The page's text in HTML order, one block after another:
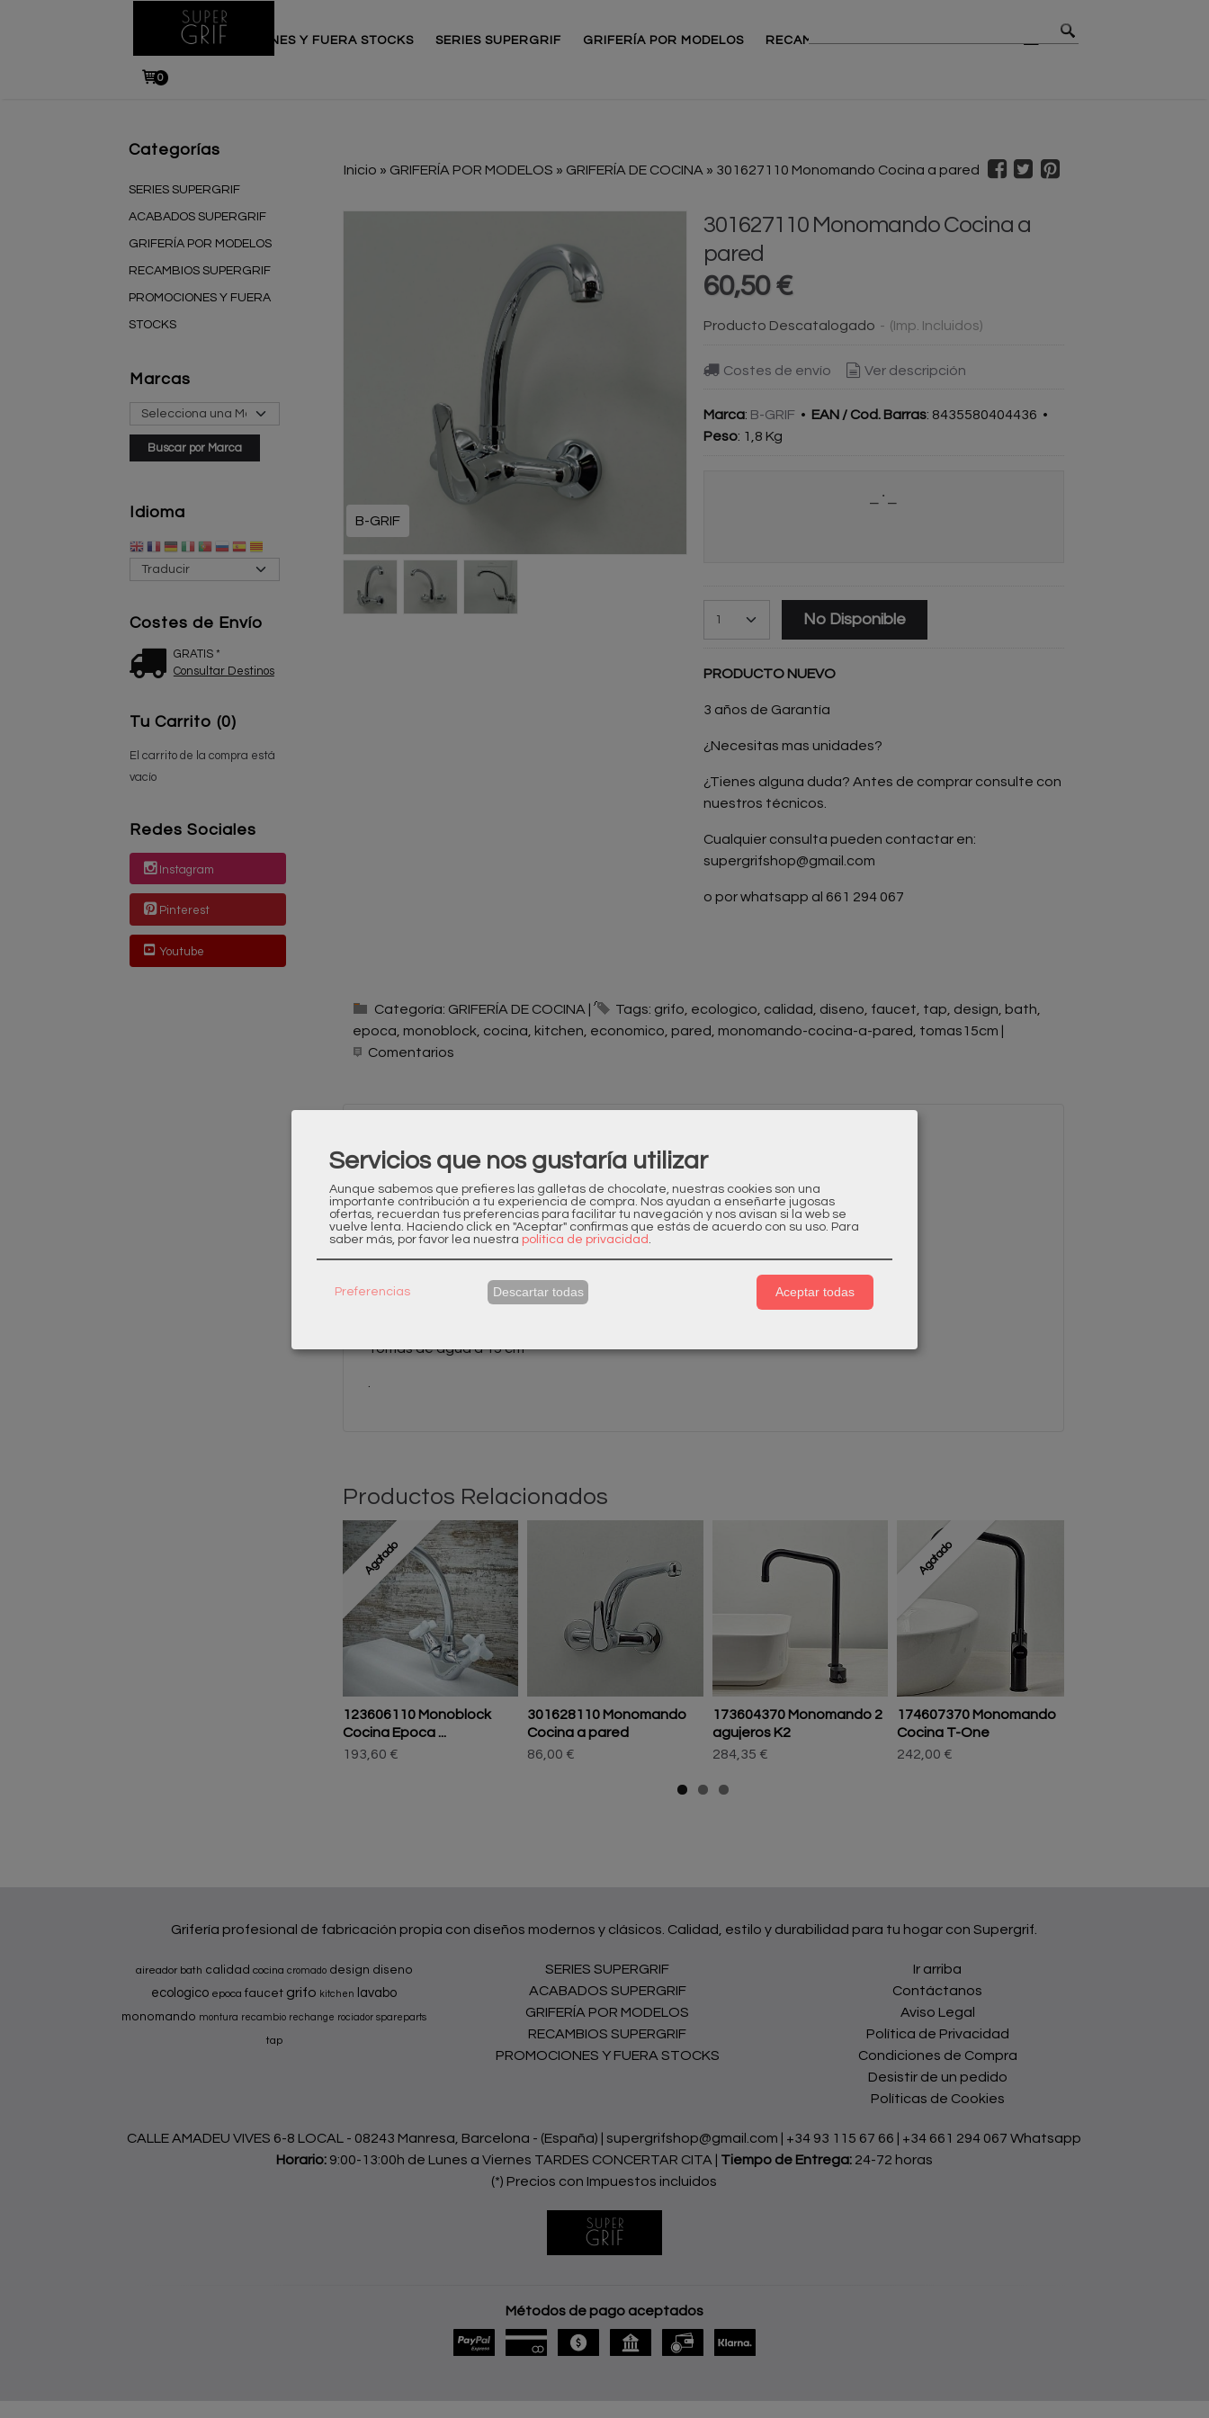
PROMOCIONES Y FUERA STOCKS SERIES SUPERGRIF GRIFERÍA POR MODELOS RECAMBIOS CONTACTO BLOG
0
Categorías
SERIES SUPERGRIF
ACABADOS SUPERGRIF
GRIFERÍA POR MODELOS
RECAMBIOS SUPERGRIF
PROMOCIONES Y FUERA
STOCKS
Marcas
Idioma
Costes de Envío
GRATIS *
Consultar Destinos
Tu Carrito (0)
El carrito de la compra está
vacío
Redes Sociales
Instagram
Pinterest
Youtube
Inicio » GRIFERÍA POR MODELOS » GRIFERÍA DE COCINA » 301627110 Monomando Cocina a pared
B-GRIF
301627110 Monomando Cocina a
pared
60,50 €
Producto Descatalogado - (Imp. Incluidos)
Costes de envío Ver descripción
Marca: B-GRIF• EAN / Cod. Barras: 8435580404436 •
Peso: 1,8 Kg
No Disponible
PRODUCTO NUEVO
3 años de Garantía
¿Necesitas mas unidades?
¿Tienes alguna duda? Antes de comprar consulte con
nuestros técnicos.
Cualquier consulta pueden contactar en:
supergrifshop@gmail.com
o por whatsapp al 661 294 067
Categoría: GRIFERÍA DE COCINA Tags: grifo ecologico calidad diseno faucet tap design
bath
epoca monoblock cocina kitchen economico pared monomando-cocina-a-pared tomas15cm
Comentarios
Serie Basic
Monomando Cocina
Acabado Cromado
Tomas de agua a 15 cm
Productos Relacionados
Agotado
123606110 Monoblock
Cocina Epoca ...
193,60 €
301628110 Monomando
Cocina a pared
86,00 €
173604370 Monomando 2
agujeros K2
284,35 €
Agotado
174607370 Monomando
Cocina T-One
242,00 €
Grifería profesional de fabricación propia con diseños modernos y clásicos. Calidad, estilo y durabilidad para tu hogar con Supergrif.
aireador bath calidad cocina cromado design diseno
ecologico epoca faucet grifo kitchen lavabo
monomando montura recambio rechange rociador spareparts
tap
SERIES SUPERGRIF
ACABADOS SUPERGRIF
GRIFERÍA POR MODELOS
RECAMBIOS SUPERGRIF
PROMOCIONES Y FUERA STOCKS
Ir arriba
Contáctanos
Aviso Legal
Política de Privacidad
Condiciones de Compra
Desistir de un pedido
Políticas de Cookies
CALLE AMADEU VIVES 6-8 LOCAL - 08243 Manresa, Barcelona - (España) | supergrifshop@gmail.com | +34 93 115 67 66
+34 661 294 067 Whatsapp
Horario: 9:00-13:00h de Lunes a Viernes TARDES CONCERTAR CITA | Tiempo de Entrega: 24-72 horas
(*) Precios con Impuestos incluidos
Métodos de pago aceptados
Servicios que nos gustaría utilizar
Aunque sabemos que prefieres las galletas de chocolate, nuestras cookies son una
importante contribución a tu experiencia de compra. Nos ayudan a enseñarte jugosas
ofertas, recuerdan tus preferencias para facilitar tu navegación y nos avisan si la web se
vuelve lenta. Haciendo click en "Aceptar" confirmas que estás de acuerdo con su uso. Para
saber más, por favor lea nuestra política de privacidad .
Preferencias Descartar todas Aceptar todas